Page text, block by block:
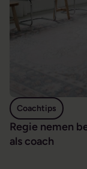
Regie nemen
als coach
Coachtips